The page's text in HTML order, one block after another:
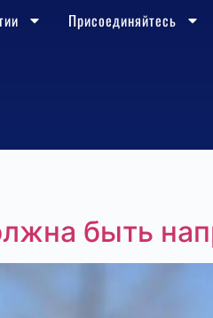
Присоединяйтесь
быть